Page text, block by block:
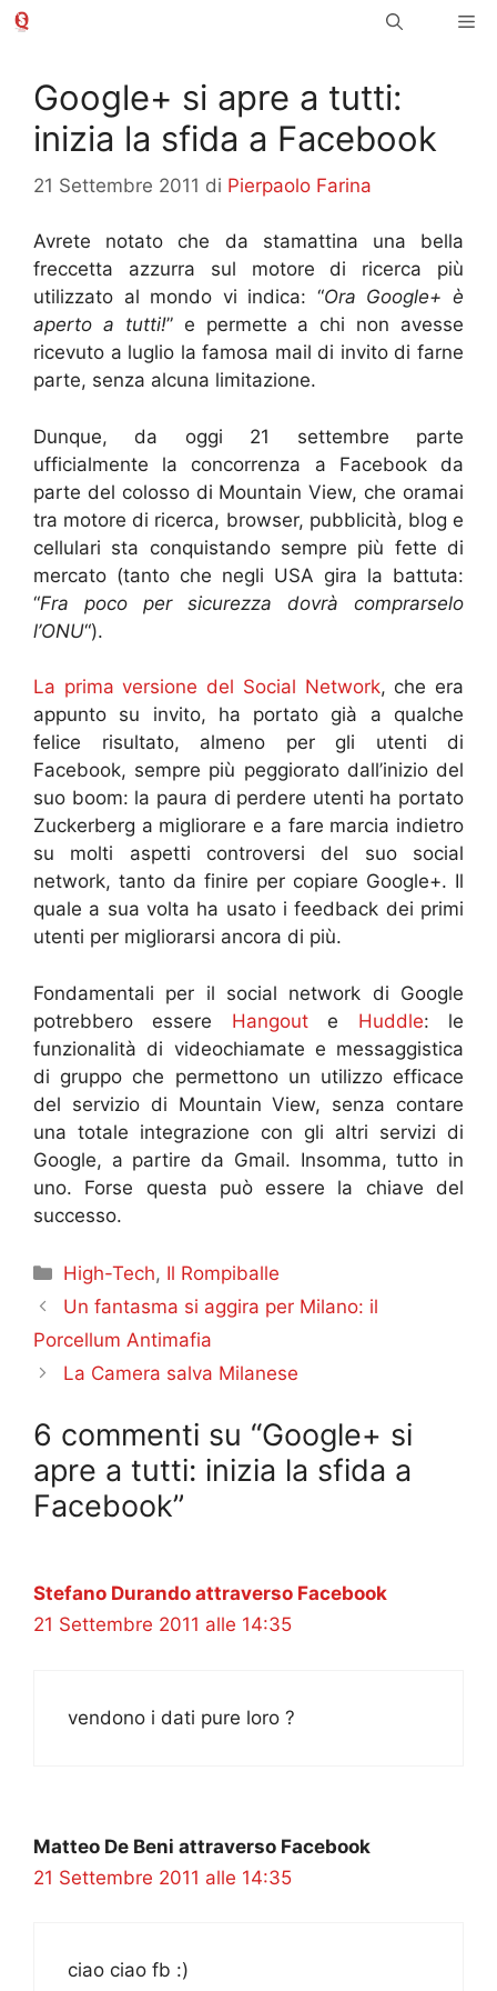
Vai
Google+ si apre a tutti:
inizia la sfida a Facebook
21 Settembre 2011 di Pierpaolo Farina
Avrete notato che da stamattina una bella
freccetta azzurra sul motore di ricerca più
utilizzato al mondo vi indica: “Ora Google+ è
aperto a tutti!” e permette a chi non avesse
ricevuto a luglio la famosa mail di invito di farne
parte, senza alcuna limitazione.
Dunque, da oggi 21 settembre parte
ufficialmente la concorrenza a Facebook da
parte del colosso di Mountain View, che oramai
tra motore di ricerca, browser, pubblicità, blog e
cellulari sta conquistando sempre più fette di
mercato (tanto che negli USA gira la battuta:
“Fra poco per sicurezza dovrà comprarselo
l’ONU“).
La prima versione del Social Network, che era
appunto su invito, ha portato già a qualche
felice risultato, almeno per gli utenti di
Facebook, sempre più peggiorato dall’inizio del
suo boom: la paura di perdere utenti ha portato
Zuckerberg a migliorare e a fare marcia indietro
su molti aspetti controversi del suo social
network, tanto da finire per copiare Google+. Il
quale a sua volta ha usato i feedback dei primi
utenti per migliorarsi ancora di più.
Fondamentali per il social network di Google
potrebbero essere Hangoute Huddle: le
funzionalità di videochiamate e messaggistica
di gruppo che permettono un utilizzo efficace
del servizio di Mountain View, senza contare
una totale integrazione con gli altri servizi di
Google, a partire da Gmail. Insomma, tutto in
uno. Forse questa può essere la chiave del
successo.
Categorie
High-Tech, Il Rompiballe
Un fantasma si aggira per Milano: il
Porcellum Antimafia
La Camera salva Milanese
6 commenti su “Google+ si
apre a tutti: inizia la sfida a
Facebook”
Stefano Durando attraverso Facebook
21 Settembre 2011 alle 14:35
vendono i dati pure loro ?
Matteo De Beni attraverso Facebook
21 Settembre 2011 alle 14:35
ciao ciao fb :)